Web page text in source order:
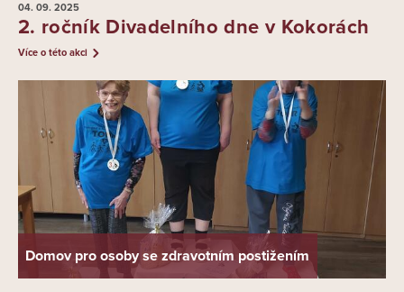
04. 09. 2025
2. ročník Divadelního dne v Kokorách
Více o této akci
Domov pro osoby se zdravotním postižením